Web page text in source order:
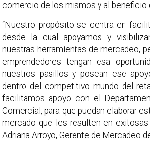
comercio de los mismos y al beneficio
“Nuestro propósito se centra en
desde la cual apoyamos y
nuestras herramientas de mercadeo,
emprendedores tengan esa
nuestros pasillos y posean ese
dentro del competitivo mundo del
facilitamos apoyo con el
Comercial, para que puedan elaborar
mercado que les resulten en exitosas
Adriana Arroyo, Gerente de Mercadeo